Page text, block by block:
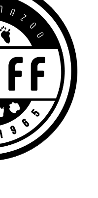
問い合わせ
校情報公開
人情報保護